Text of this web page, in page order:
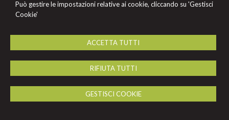
Può gestire le impostazioni relative ai cookie, cliccando su 'Gestisci
Cookie'
ACCETTA TUTTI
RIFIUTA TUTTI
GESTISCI COOKIE
La reale indicazione della provenienza della merce non esclude l’impiego
di segni o simboli decettivi
STUDIO LEGALE
Avv. Luigi Santomassimo
Via delle Lame 55 -Bologna40122,BO
Tel.+393355278724
© 2026 Copyright Studio Legale Santomassimo. Tutti i diritti riservati | P.IVA